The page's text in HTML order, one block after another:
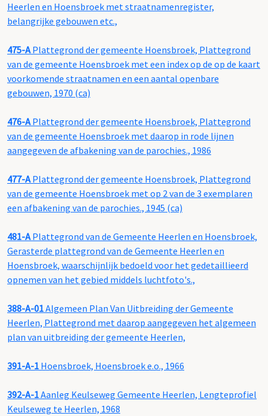
Heerlen en Hoensbroek met straatnamenregister,
belangrijke gebouwen etc.,
475-APlattegrond der gemeente Hoensbroek, Plattegrond
van de gemeente Hoensbroek met een index op de op de kaart
voorkomende straatnamen en een aantal openbare
gebouwen, 1970 (ca)
476-APlattegrond der gemeente Hoensbroek, Plattegrond
van de gemeente Hoensbroek met daarop in rode lijnen
aangegeven de afbakening van de parochies., 1986
477-APlattegrond der gemeente Hoensbroek, Plattegrond
van de gemeente Hoensbroek met op 2 van de 3 exemplaren
een afbakening van de parochies., 1945 (ca)
481-APlattegrond van de Gemeente Heerlen en Hoensbroek,
Gerasterde plattegrond van de Gemeente Heerlen en
Hoensbroek, waarschijnlijk bedoeld voor het gedetaillieerd
opnemen van het gebied middels luchtfoto's.,
388-A-01Algemeen Plan Van Uitbreiding der Gemeente
Heerlen, Plattegrond met daarop aangegeven het algemeen
plan van uitbreiding der gemeente Heerlen,
391-A-1 Hoensbroek, Hoensbroek e.o., 1966
392-A-1Aanleg Keulseweg Gemeente Heerlen, Lengteprofiel
Keulseweg te Heerlen, 1968